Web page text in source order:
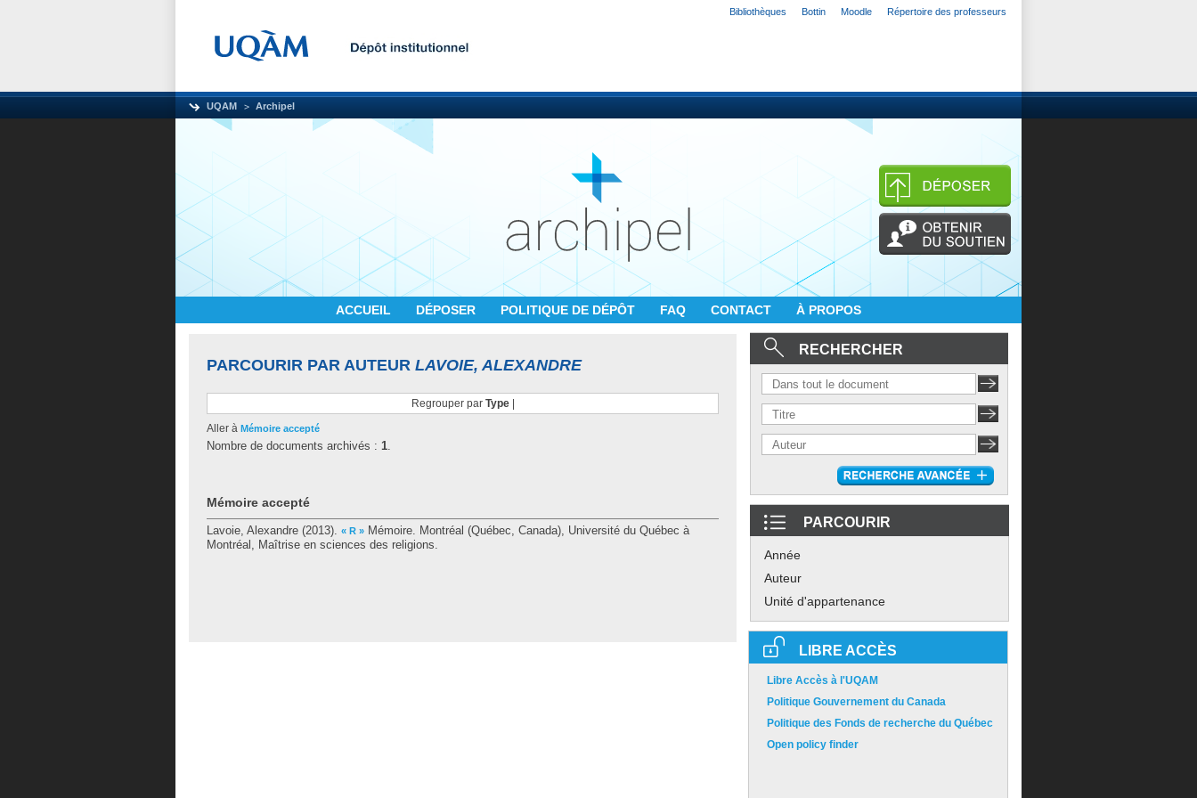
Bibliothèques Bottin Moodle Répertoire des professeurs
UQAM Archipel
ACCUEIL DÉPOSER POLITIQUE DE DÉPÔT FAQ CONTACT À PROPOS
PARCOURIR PAR AUTEUR LAVOIE, ALEXANDRE
Regrouper par Type|
Aller à Mémoire accepté
Nombre de documents archivés : 1.
Mémoire accepté
Lavoie, Alexandre (2013). « R » Mémoire. Montréal (Québec, Canada), Université du Québec à
Montréal, Maîtrise en sciences des religions.
RECHERCHER
PARCOURIR
Année
Auteur
Unité d'appartenance
LIBRE ACCÈS
Libre Accès à l'UQAM
Politique Gouvernement du Canada
Politique des Fonds de recherche du Québec
Open policy finder